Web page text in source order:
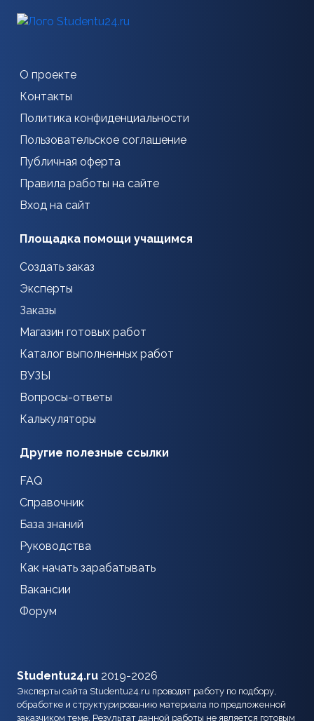
О проекте
Контакты
Политика конфиденциальности
Пользовательское соглашение
Публичная оферта
Правила работы на сайте
Вход на сайт
Площадка помощи учащимся
Создать заказ
Эксперты
Заказы
Магазин готовых работ
Каталог выполненных работ
ВУЗЫ
Вопросы-ответы
Калькуляторы
Другие полезные ссылки
FAQ
Справочник
База знаний
Руководства
Как начать зарабатывать
Вакансии
Форум
Studentu24.ru 2019-2026
Эксперты сайта Studentu24.ru проводят работу по подбору,
обработке и структурированию материала по предложенной
заказчиком теме. Результат данной работы не является готовым